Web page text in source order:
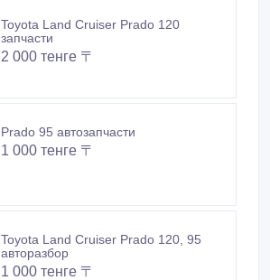
Toyota Land Cruiser Prado 120
запчасти
2 000 тенге 〒
Prado 95 автозапчасти
1 000 тенге 〒
Toyota Land Cruiser Prado 120, 95
авторазбор
1 000 тенге 〒